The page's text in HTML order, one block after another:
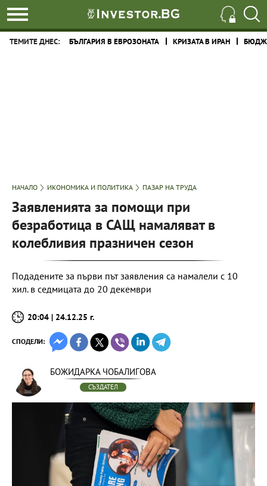
ТЕМИТЕ ДНЕС: БЪЛГАРИЯ В ЕВРОЗОНАТА КРИЗАТА В ИРАН
НАЧАЛО ИКОНОМИКА И ПОЛИТИКА ПАЗАР НА ТРУДА
Заявленията за помощи при
безработица в САЩ намаляват в
колебливия празничен сезон
Подадените за първи път заявления са намалели с 10
хил. в седмицата до 20 декември
20:04 | 24.12.25 г.
СПОДЕЛИ:
БОЖИДАРКА ЧОБАЛИГОВА
СЪЗДАТЕЛ